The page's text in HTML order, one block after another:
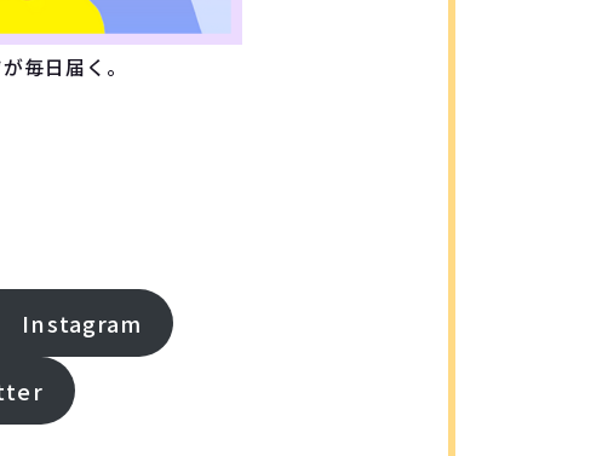
毎日届く。
Instagram